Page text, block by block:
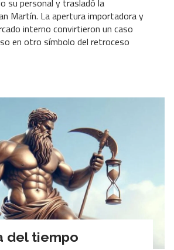
Martín. La apertura importadora y
interno convirtieron un caso
en otro símbolo del retroceso
del tiempo